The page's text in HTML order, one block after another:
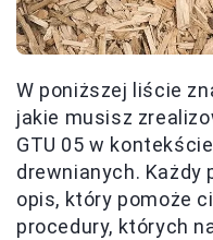
W poniższej liście
jakie musisz
GTU 05 w
drewnianych. Każdy
opis, który pomoże
procedury, których